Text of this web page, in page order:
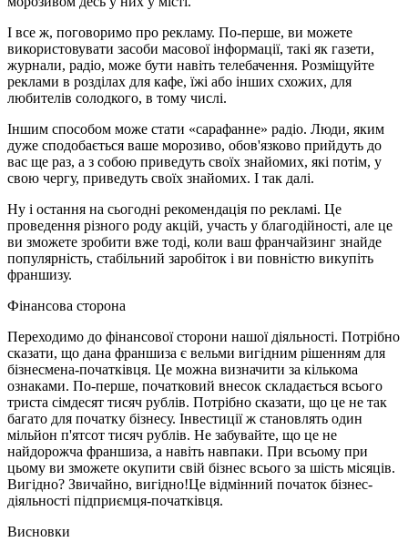
І все ж, поговоримо про рекламу. По-перше, ви можете
використовувати засоби масової інформації, такі як газети,
журнали, радіо, може бути навіть телебачення. Розміщуйте
реклами в розділах для кафе, їжі або інших схожих, для
любителів солодкого, в тому числі.
Іншим способом може стати «сарафанне» радіо. Люди, яким
дуже сподобається ваше морозиво, обов'язково прийдуть до
вас ще раз, а з собою приведуть своїх знайомих, які потім, у
свою чергу, приведуть своїх знайомих. І так далі.
Ну і остання на сьогодні рекомендація по рекламі. Це
проведення різного роду акцій, участь у благодійності, але це
ви зможете зробити вже тоді, коли ваш франчайзинг знайде
популярність, стабільний заробіток і ви повністю викупіть
франшизу.
Фінансова сторона
Переходимо до фінансової сторони нашої діяльності. Потрібно
сказати, що дана франшиза є вельми вигідним рішенням для
бізнесмена-початківця. Це можна визначити за кількома
ознаками. По-перше, початковий внесок складається всього
триста сімдесят тисяч рублів. Потрібно сказати, що це не так
багато для початку бізнесу. Інвестиції ж становлять один
мільйон п'ятсот тисяч рублів. Не забувайте, що це не
найдорожча франшиза, а навіть навпаки. При всьому при
цьому ви зможете окупити свій бізнес всього за шість місяців.
Вигідно? Звичайно, вигідно!Це відмінний початок бізнес-
діяльності підприємця-початківця.
Висновки